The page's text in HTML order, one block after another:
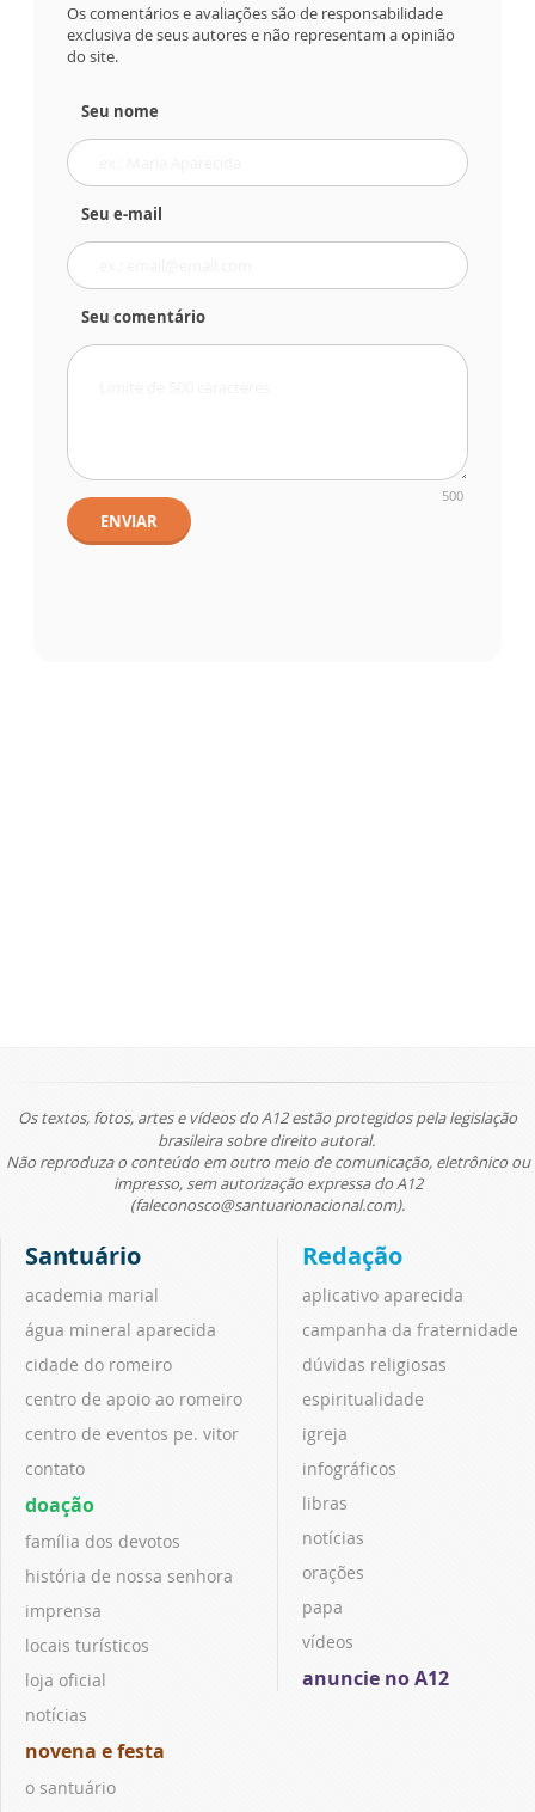
Os comentários e avaliações são de responsabilidade
exclusiva de seus autores e não representam a opinião
do site.
Seu nome
Seu e-mail
Seu comentário
500
ENVIAR
Os textos, fotos, artes e vídeos do A12 estão protegidos pela legislação
brasileira sobre direito autoral.
Não reproduza o conteúdo em outro meio de comunicação, eletrônico ou
impresso, sem autorização expressa do A12
(faleconosco@santuarionacional.com).
Santuário
academia marial
água mineral aparecida
cidade do romeiro
centro de apoio ao romeiro
centro de eventos pe. vitor
contato
doação
família dos devotos
história de nossa senhora
imprensa
locais turísticos
loja oficial
notícias
novena e festa
o santuário
Redação
aplicativo aparecida
campanha da fraternidade
dúvidas religiosas
espiritualidade
igreja
infográficos
libras
notícias
orações
papa
vídeos
anuncie no A12